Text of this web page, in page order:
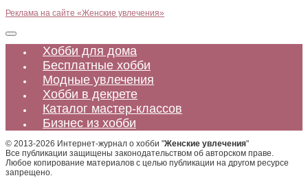
Реклама на сайте «Женские увлечения»
Хобби для дома
Бесплатные хобби
Модные увлечения
Хобби в декрете
Каталог мастер-классов
Бизнес из хобби
© 2013-2026 Интернет-журнал о хобби "Женские увлечения"
Все публикации защищены законодательством об авторском праве.
Любое копирование материалов с целью публикации на другом ресурсе
запрещено.